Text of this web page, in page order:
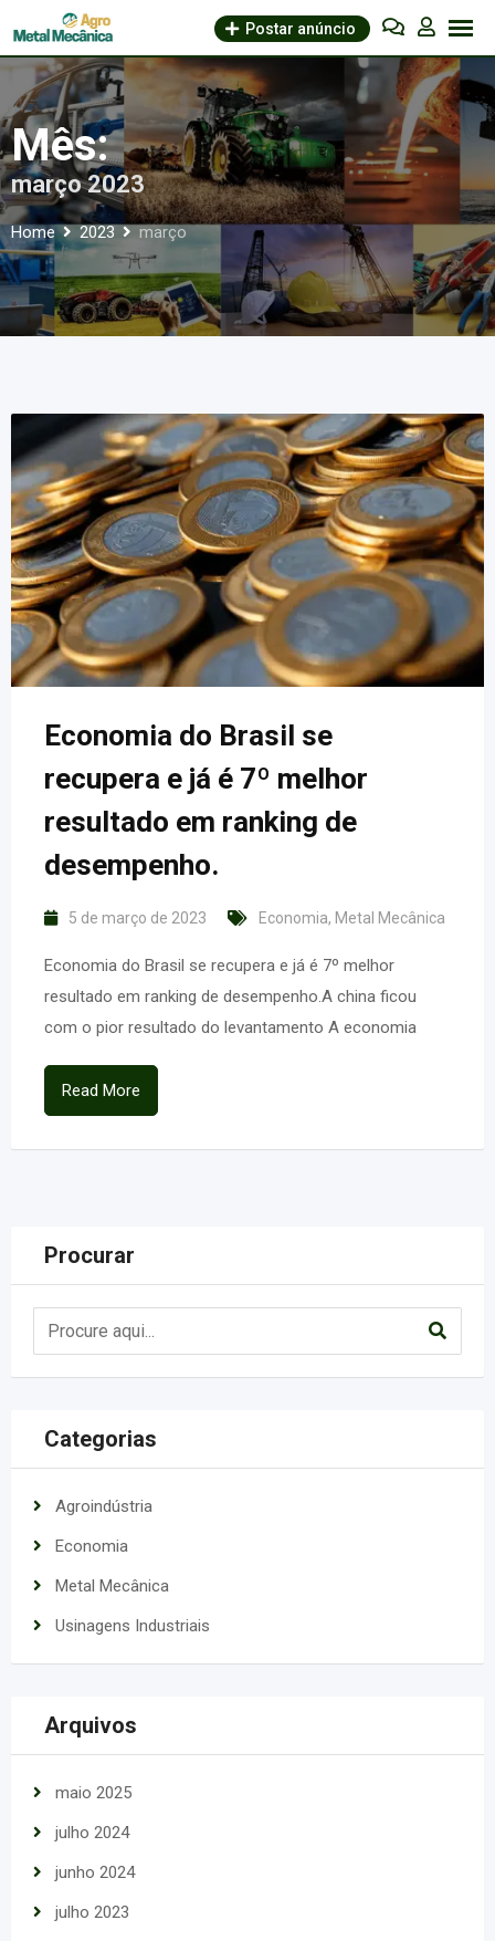
to
content
Postar anúncio
Mês:
março 2023
Home 2023 março
Economia do Brasil se
recupera e já é 7º melhor
resultado em ranking de
desempenho.
5 de março de 2023 Economia, Metal Mecânica
Economia do Brasil se recupera e já é 7º melhor
resultado em ranking de desempenho.A china ficou
com o pior resultado do levantamento A economia
Read More
Procurar
Categorias
Agroindústria
Economia
Metal Mecânica
Usinagens Industriais
Arquivos
maio 2025
julho 2024
junho 2024
julho 2023